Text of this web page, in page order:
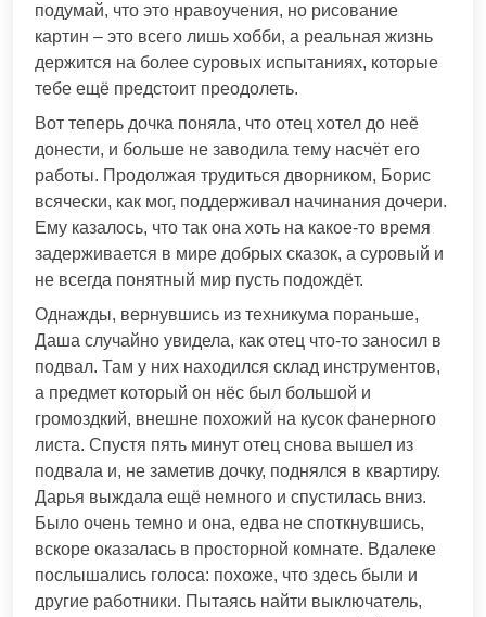
подумай, что это нравоучения, но рисование
картин – это всего лишь хобби, а реальная жизнь
держится на более суровых испытаниях, которые
тебе ещё предстоит преодолеть.
Вот теперь дочка поняла, что отец хотел до неё
донести, и больше не заводила тему насчёт его
работы. Продолжая трудиться дворником, Борис
всячески, как мог, поддерживал начинания дочери.
Ему казалось, что так она хоть на какое-то время
задерживается в мире добрых сказок, а суровый и
не всегда понятный мир пусть подождёт.
Однажды, вернувшись из техникума пораньше,
Даша случайно увидела, как отец что-то заносил в
подвал. Там у них находился склад инструментов,
а предмет который он нёс был большой и
громоздкий, внешне похожий на кусок фанерного
листа. Спустя пять минут отец снова вышел из
подвала и, не заметив дочку, поднялся в квартиру.
Дарья выждала ещё немного и спустилась вниз.
Было очень темно и она, едва не споткнувшись,
вскоре оказалась в просторной комнате. Вдалеке
послышались голоса: похоже, что здесь были и
другие работники. Пытаясь найти выключатель,